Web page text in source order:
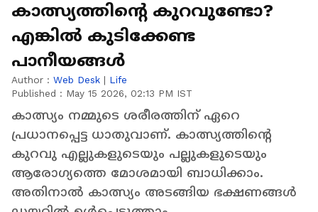
കാത്സ്യത്തിന്‍റെ കുറവുണ്ടോ?
എങ്കില്‍ കുടിക്കേണ്ട
പാനീയങ്ങള്‍
Author : Web Desk | Life
Published : May 15 2026, 02:13 PM IST
കാത്സ്യം നമ്മുടെ ശരീരത്തിന് ഏറെ
പ്രധാനപ്പെട്ട ധാതുവാണ്. കാത്സ്യത്തിന്‍റെ
കുറവു എല്ലുകളുടെയും പല്ലുകളുടെയും
ആരോഗ്യത്തെ മോശമായി ബാധിക്കാം.
അതിനാല്‍ കാത്സ്യം അടങ്ങിയ ഭക്ഷണങ്ങള്‍